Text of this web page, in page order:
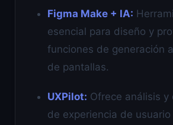
Figma Make + IA:
esencial para diseño y
funciones de generación
de pantallas.
UXPilot: Ofrece análisis y
de experiencia de